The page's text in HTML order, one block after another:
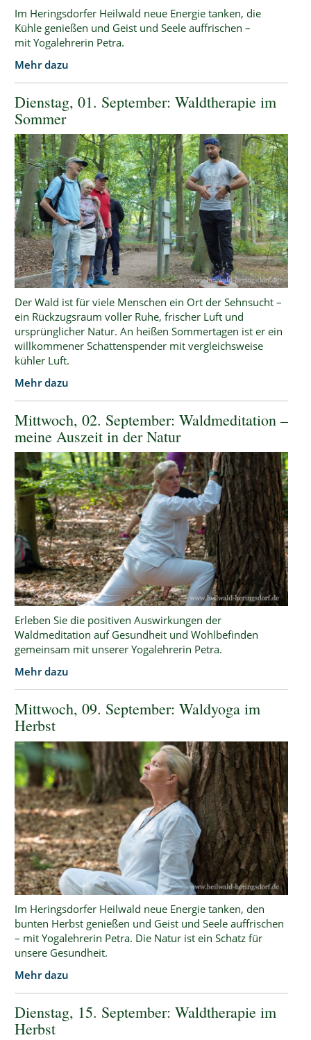
Im Heringsdorfer Heilwald neue Energie tanken, die
Kühle genießen und Geist und Seele auffrischen –
mit Yogalehrerin Petra.
Mehr dazu
Dienstag, 01. September: Waldtherapie im
Sommer
Der Wald ist für viele Menschen ein Ort der Sehnsucht –
ein Rückzugsraum voller Ruhe, frischer Luft und
ursprünglicher Natur. An heißen Sommertagen ist er ein
willkommener Schattenspender mit vergleichsweise
kühler Luft.
Mehr dazu
Mittwoch, 02. September: Waldmeditation –
meine Auszeit in der Natur
Erleben Sie die positiven Auswirkungen der
Waldmeditation auf Gesundheit und Wohlbefinden
gemeinsam mit unserer Yogalehrerin Petra.
Mehr dazu
Mittwoch, 09. September: Waldyoga im
Herbst
Im Heringsdorfer Heilwald neue Energie tanken, den
bunten Herbst genießen und Geist und Seele auffrischen
– mit Yogalehrerin Petra. Die Natur ist ein Schatz für
unsere Gesundheit.
Mehr dazu
Dienstag, 15. September: Waldtherapie im
Herbst